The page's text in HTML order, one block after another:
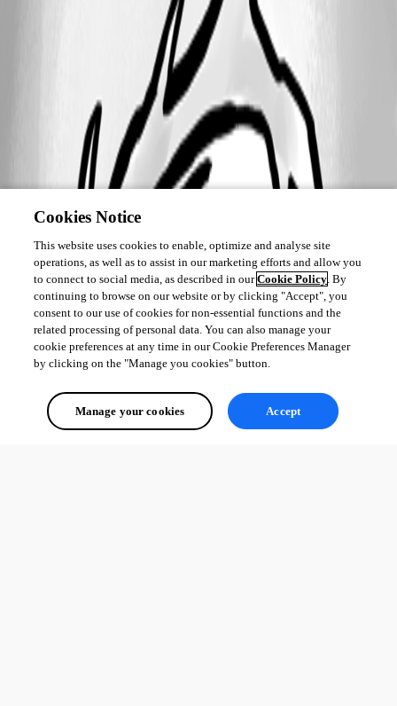
Cookies Notice
This website uses cookies to enable, optimize and analyse site
operations, as well as to assist in our marketing efforts and allow you
to connect to social media, as described in ourCookie Policy. By
continuing to browse on our website or by clicking "Accept", you
consent to our use of cookies for non-essential functions and the
related processing of personal data. You can also manage your
cookie preferences at any time in our Cookie Preferences Manager
by clicking on the "Manage you cookies" button.
Manage your cookies Accept